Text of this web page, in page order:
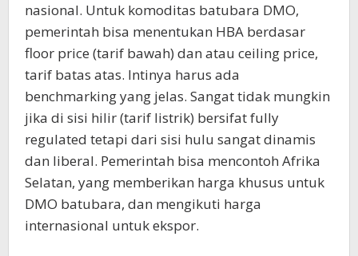
nasional. Untuk komoditas batubara DMO,
pemerintah bisa menentukan HBA berdasar
floor price (tarif bawah) dan atau ceiling price,
tarif batas atas. Intinya harus ada
benchmarking yang jelas. Sangat tidak mungkin
jika di sisi hilir (tarif listrik) bersifat fully
regulated tetapi dari sisi hulu sangat dinamis
dan liberal. Pemerintah bisa mencontoh Afrika
Selatan, yang memberikan harga khusus untuk
DMO batubara, dan mengikuti harga
internasional untuk ekspor.